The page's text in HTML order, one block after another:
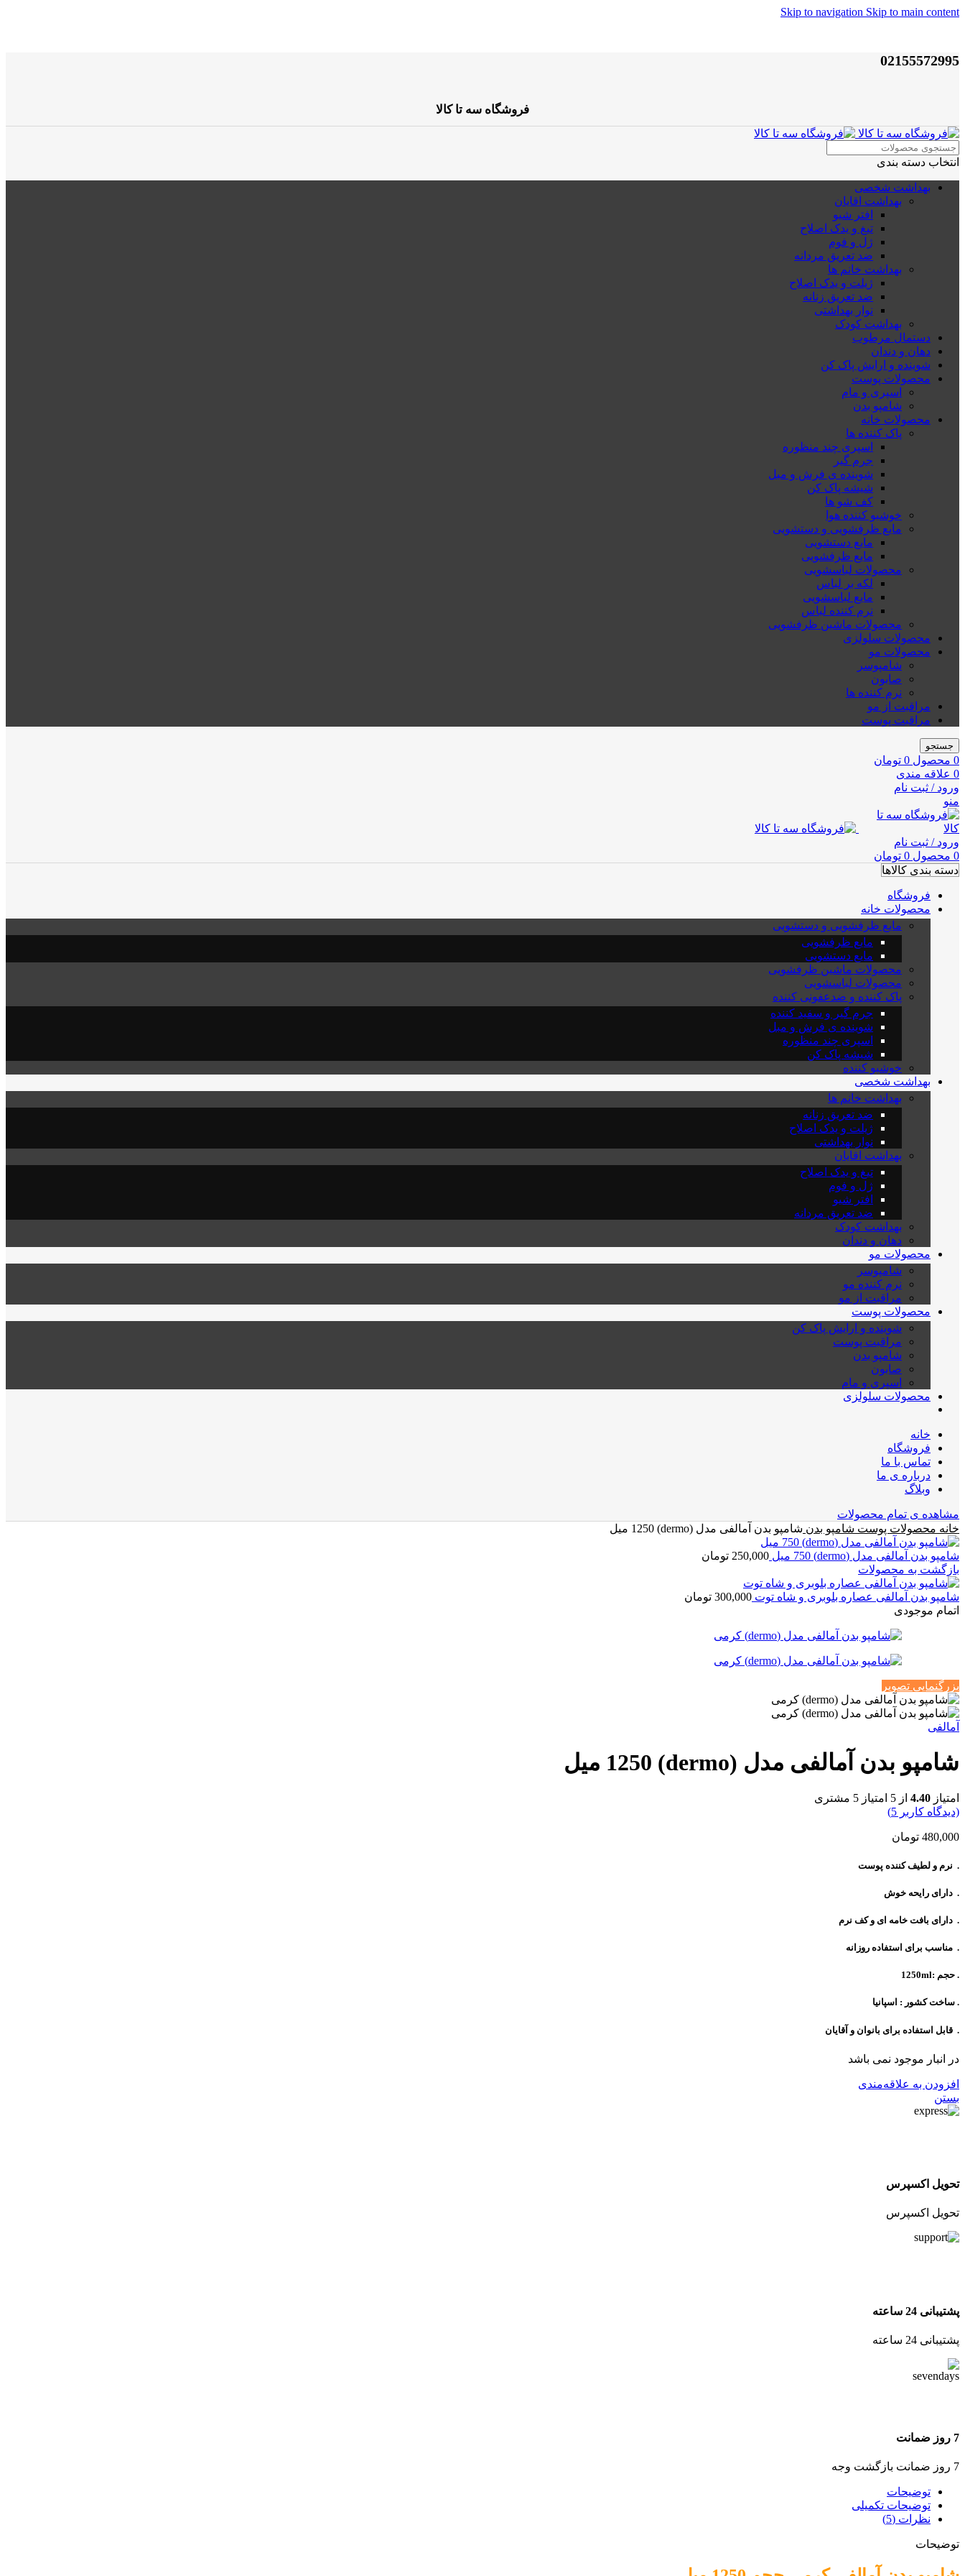
Skip to navigation Skip to main content
02155572995
فروشگاه سه تا کالا
انتخاب دسته بندی
بهداشت شخصی
بهداشت اقایان
افتر شیو
تیغ و یدک اصلاح
ژل و فوم
ضد تعریق مردانه
بهداشت خانم ها
ژیلت و یدک اصلاح
ضد تعریق زنانه
نوار بهداشتی
بهداشت کودک
دستمال مرطوب
دهان و دندان
شوینده و ارایش پاک کن
محصولات پوست
اسپری و مام
شامپو بدن
محصولات خانه
پاک کننده ها
اسپری چند منظوره
جرم گیر
شوینده ی فرش و مبل
شیشه پاک کن
کف شو ها
خوشبو کننده هوا
مایع ظرفشویی و دستشویی
مایع دستشویی
مایع ظرفشویی
محصولات لباسشویی
لکه بر لباس
مایع لباسشویی
نرم کننده لباس
محصولات ماشین ظرفشویی
محصولات سلولزی
محصولات مو
شامپوسر
صابون
نرم کننده ها
مراقبت از مو
مراقبت پوست
جستجو
0 محصول 0 تومان
0 علاقه مندی
ورود / ثبت نام
منو
ورود / ثبت نام
0 محصول 0 تومان
دسته بندی کالاها
فروشگاه
محصولات خانه
مایع ظرفشویی و دستشویی
مایع ظرفشویی
مایع دستشویی
محصولات ماشین ظرفشویی
محصولات لباسشویی
پاک کننده و ضدعفونی کننده
جرم گیر و سفید کننده
شوینده ی فرش و مبل
اسپری چند منظوره
شیشه پاک کن
خوشبو کننده
بهداشت شخصی
بهداشت خانم ها
ضد تعریق زنانه
ژیلت و یدک اصلاح
نوار بهداشتی
بهداشت اقایان
تیغ و یدک اصلاح
ژل و فوم
افتر شیو
ضد تعریق مردانه
بهداشت کودک
دهان و دندان
محصولات مو
شامپوسر
نرم کننده مو
مراقبت از مو
محصولات پوست
شوینده و ارایش پاک کن
مراقبت پوست
شامپو بدن
صابون
اسپری و مام
محصولات سلولزی
خانه
فروشگاه
تماس با ما
درباره ی ما
وبلاگ
مشاهده ی تمام محصولات
خانه محصولات پوست شامپو بدن شامپو بدن آمالفی مدل (dermo) 1250 میل
شامپو بدن آمالفی مدل (dermo) 750 میل 250,000 تومان
بازگشت به محصولات
شامپو بدن آمالفی عصاره بلوبری و شاه توت 300,000 تومان
اتمام موجودی
بزرگنمایی تصویر
آمالفی
شامپو بدن آمالفی مدل (dermo) 1250 میل
امتیاز 4.40 از 5 امتیاز 5 مشتری
(دیدگاه کاربر 5
)
480,000 تومان
. نرم و لطیف کننده پوست
. دارای رایحه خوش
. دارای بافت خامه ای و کف نرم
. مناسب برای استفاده روزانه
. حجم :1250ml
. ساخت کشور : اسپانیا
. قابل استفاده برای بانوان و آقایان
در انبار موجود نمی باشد
افزودن به علاقه‌مندی
بستن
تحویل اکسپرس
تحویل اکسپرس
پشتیبانی 24 ساعته
پشتیبانی 24 ساعته
7 روز ضمانت
7 روز ضمانت بازگشت وجه
توضیحات
توضیحات تکمیلی
نظرات (5)
توضیحات